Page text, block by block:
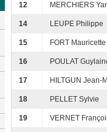
12 MERCHIERS
14 LEUPE Philippe
15 FORT Mauricette
16 POULAT
17 HILTGUN Jean-
18 PELLET Sylvie
19 VERNET